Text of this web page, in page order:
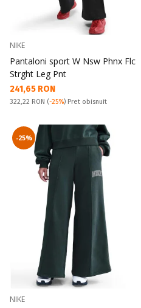
NIKE
Pantaloni sport W Nsw Phnx Flc
Strght Leg Pnt
Текуща цена:
241,65 RON
Pret obisnuit:
322,22 RON (-25%) Pret obisnuit
-25%
NIKE